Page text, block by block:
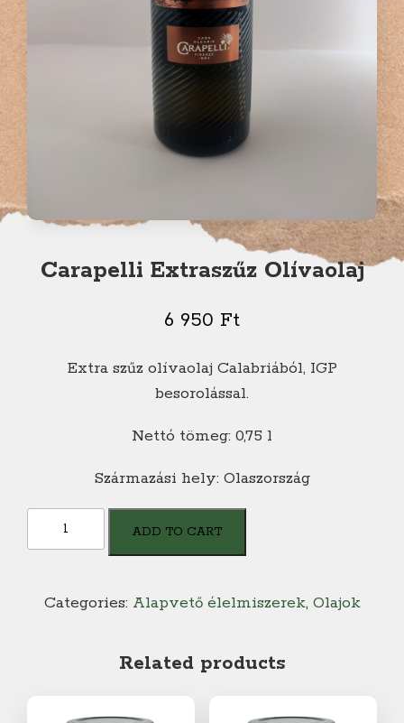
Carapelli Extraszűz Olívaolaj
6 950 Ft
Extra szűz olívaolaj Calabriából, IGP
besorolással.
Nettó tömeg: 0,75 l
Származási hely: Olaszország
Carapelli
Extraszűz
quantity
ADD TO CART
Categories: Alapvető élelmiszerek, Olajok
Related products